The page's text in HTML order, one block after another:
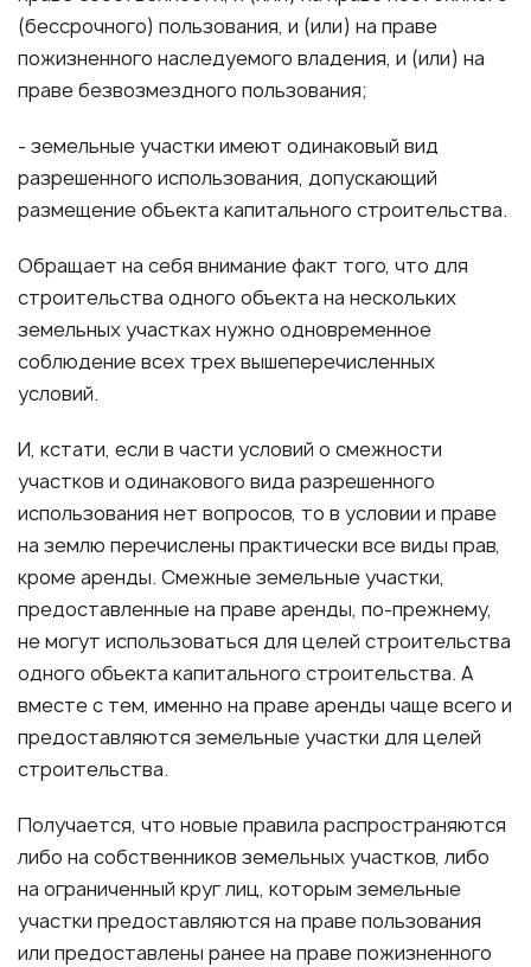
(бессрочного) пользования, и (или) на праве
пожизненного наследуемого владения, и (или) на
праве безвозмездного пользования;
- земельные участки имеют одинаковый вид
разрешенного использования, допускающий
размещение объекта капитального строительства.
Обращает на себя внимание факт того, что для
строительства одного объекта на нескольких
земельных участках нужно одновременное
соблюдение всех трех вышеперечисленных
условий.
И, кстати, если в части условий о смежности
участков и одинакового вида разрешенного
использования нет вопросов, то в условии и праве
на землю перечислены практически все виды прав,
кроме аренды. Смежные земельные участки,
предоставленные на праве аренды, по-прежнему,
не могут использоваться для целей строительства
одного объекта капитального строительства. А
вместе с тем, именно на праве аренды чаще всего и
предоставляются земельные участки для целей
строительства.
Получается, что новые правила распространяются
либо на собственников земельных участков, либо
на ограниченный круг лиц, которым земельные
участки предоставляются на праве пользования
или предоставлены ранее на праве пожизненного